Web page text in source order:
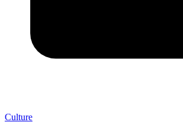
Culture